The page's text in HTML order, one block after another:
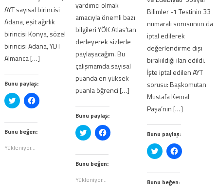
AYT sayısal birincisi
Adana, eşit ağırlık
birincisi Konya, sözel
birincisi Adana, YDT
Almanca […]
Bunu paylaş:
Twitter
üzerinde
tıklayın
(Yeni
pencerede
Facebook'ta
paylaşmak
(Yeni
pencerede
Bunu beğen:
Yükleniyor...
yardımcı olmak
amacıyla önemli bazı
bilgileri YÖK Atlas’tan
derleyerek sizlerle
paylaşacağım. Bu
çalışmamda sayısal
puanda en yüksek
puanla öğrenci […]
Bunu paylaş:
Twitter
üzerinde
tıklayın
(Yeni
pencerede
Facebook'ta
paylaşmak
(Yeni
pencerede
Bunu beğen:
Yükleniyor...
Bilimler -1 Testinin 33
numaralı sorusunun da
iptal edilerek
değerlendirme dışı
bırakıldığı ilan edildi.
İşte iptal edilen AYT
sorusu: Başkomutan
Mustafa Kemal
Paşa’nın […]
Bunu paylaş:
Twitter
üzerinde
tıklayın
(Yeni
pencerede
Facebook'ta
paylaşmak
(Yeni
pencerede
Bunu beğen: